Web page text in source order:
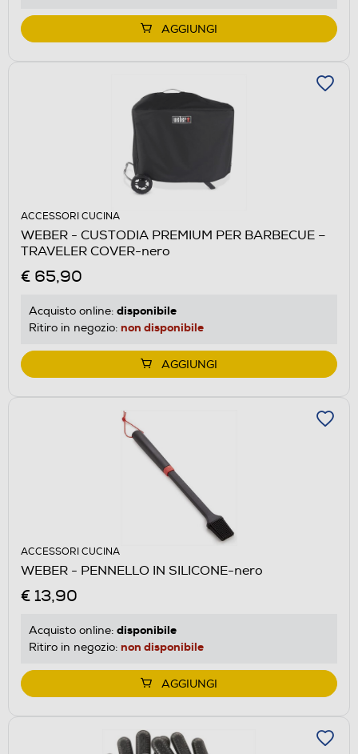
AGGIUNGI
ACCESSORI CUCINA
WEBER - CUSTODIA PREMIUM PER BARBECUE –
TRAVELER COVER-nero
€ 65,90
Acquisto online: disponibile
Ritiro in negozio: non disponibile
AGGIUNGI
ACCESSORI CUCINA
WEBER - PENNELLO IN SILICONE-nero
€ 13,90
Acquisto online: disponibile
Ritiro in negozio: non disponibile
AGGIUNGI